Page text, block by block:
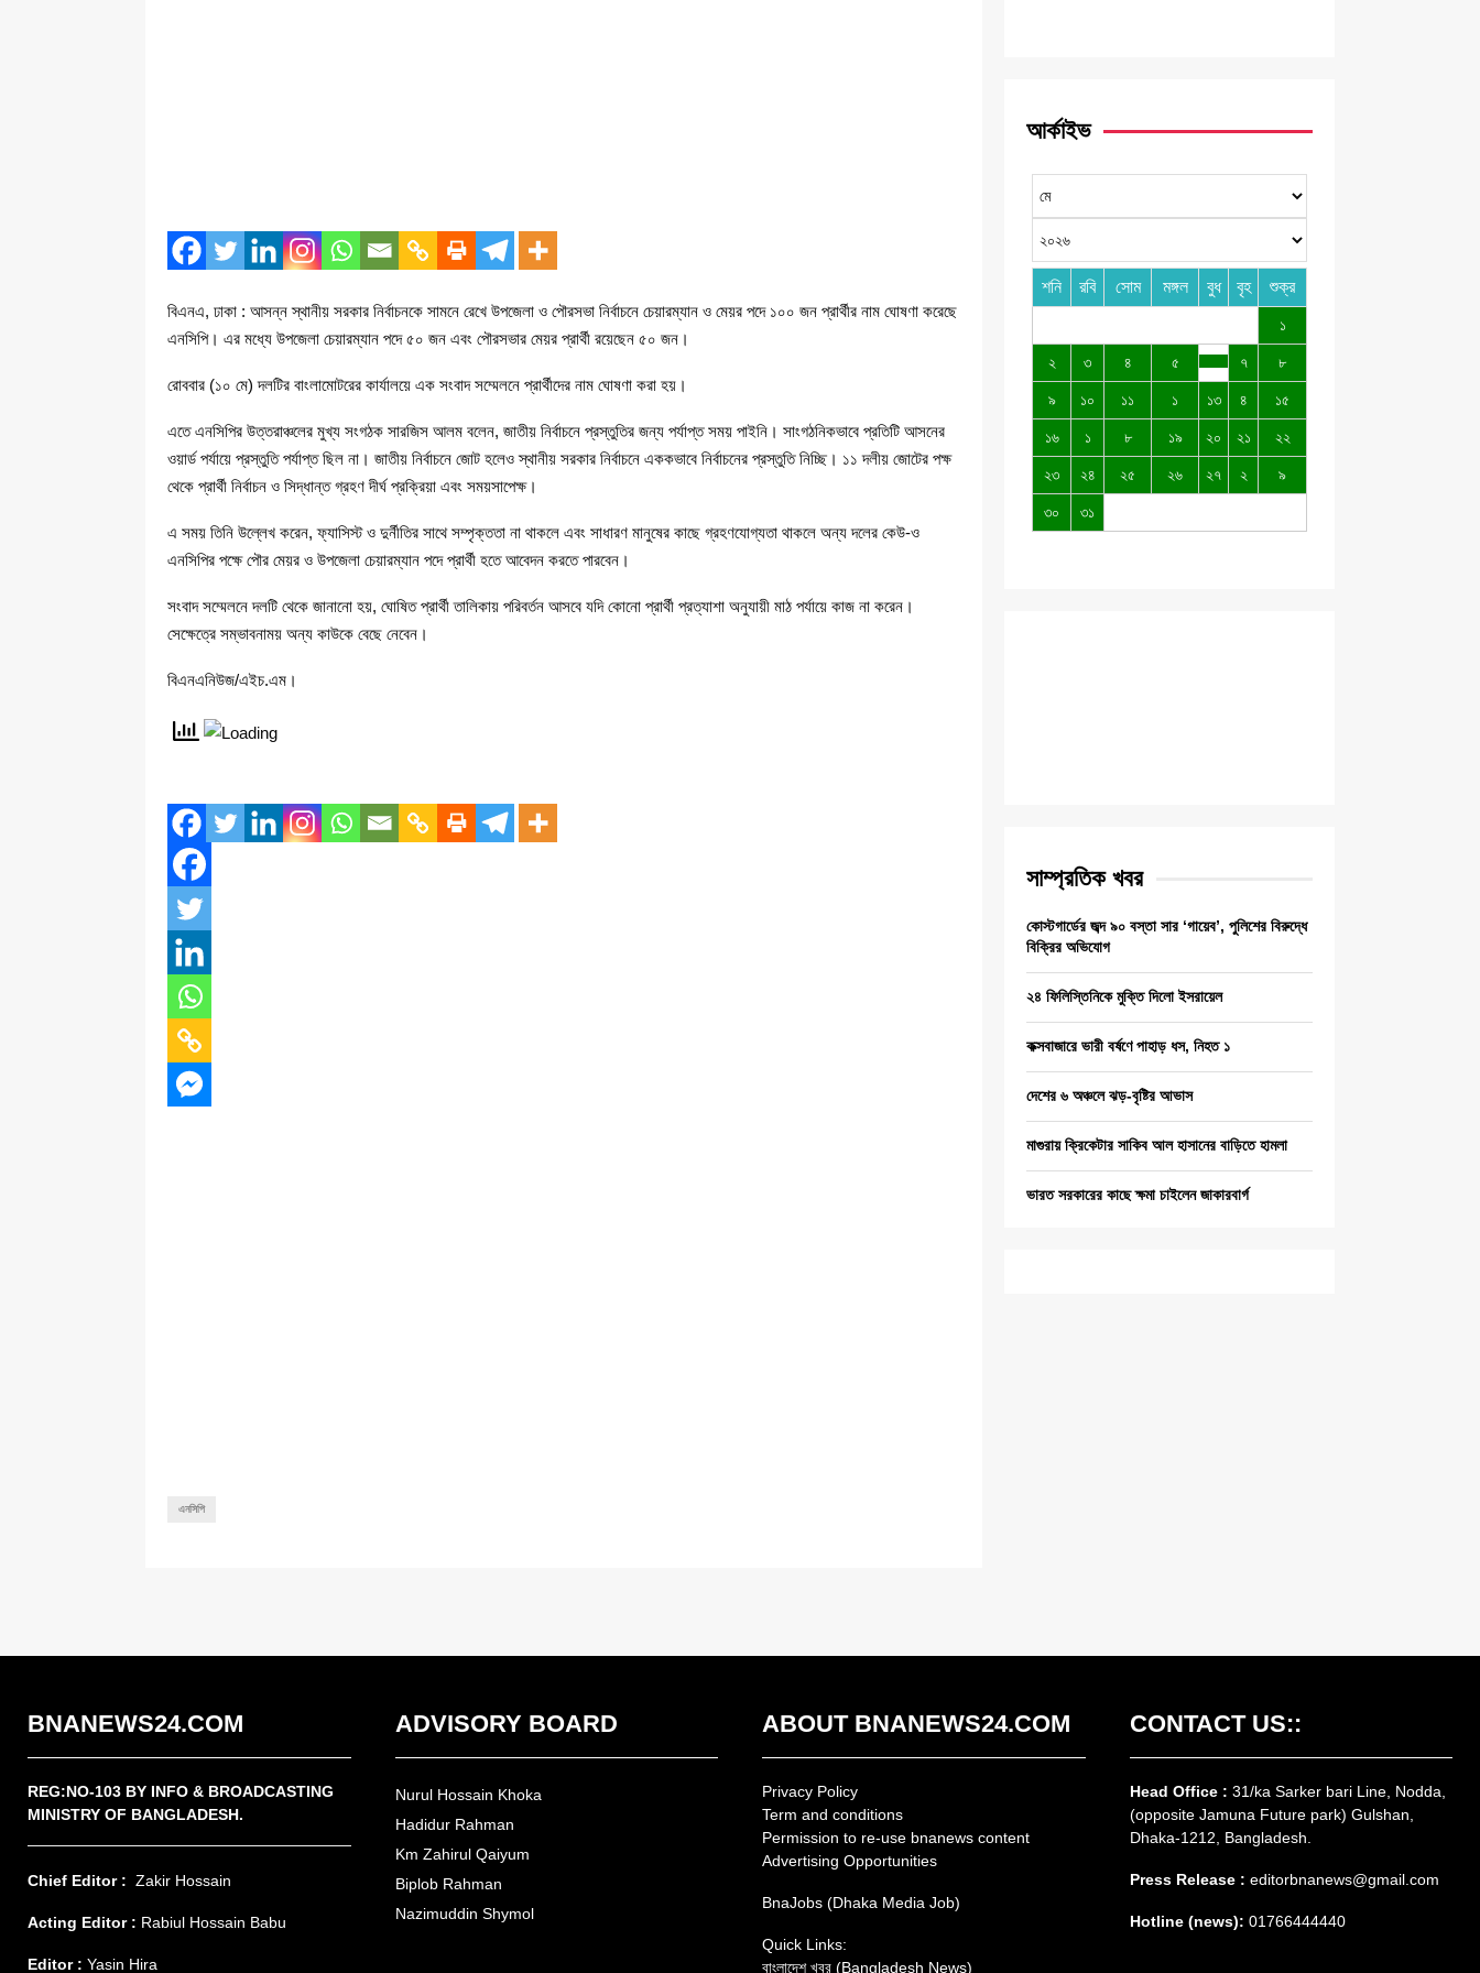
বিএনএ, ঢাকা : আসন্ন স্থানীয় সরকার নির্বাচনকে সামনে রেখে উপজেলা ও পৌরসভা নির্বাচনে চেয়ারম্যান ও মেয়র পদে ১০০ জন প্রার্থীর নাম ঘোষণা করেছে
এনসিপি। এর মধ্যে উপজেলা চেয়ারম্যান পদে ৫০ জন এবং পৌরসভার মেয়র প্রার্থী রয়েছেন ৫০ জন।
রোববার (১০ মে) দলটির বাংলামোটরের কার্যালয়ে এক সংবাদ সম্মেলনে প্রার্থীদের নাম ঘোষণা করা হয়।
এতে এনসিপির উত্তরাঞ্চলের মুখ্য সংগঠক সারজিস আলম বলেন, জাতীয় নির্বাচনে প্রস্তুতির জন্য পর্যাপ্ত সময় পাইনি। সাংগঠনিকভাবে প্রতিটি আসনের
ওয়ার্ড পর্যায়ে প্রস্তুতি পর্যাপ্ত ছিল না। জাতীয় নির্বাচনে জোট হলেও স্থানীয় সরকার নির্বাচনে এককভাবে নির্বাচনের প্রস্তুতি নিচ্ছি। ১১ দলীয় জোটের পক্ষ
থেকে প্রার্থী নির্বাচন ও সিদ্ধান্ত গ্রহণ দীর্ঘ প্রক্রিয়া এবং সময়সাপেক্ষ।
এ সময় তিনি উল্লেখ করেন, ফ্যাসিস্ট ও দুর্নীতির সাথে সম্পৃক্ততা না থাকলে এবং সাধারণ মানুষের কাছে গ্রহণযোগ্যতা থাকলে অন্য দলের কেউ-ও
এনসিপির পক্ষে পৌর মেয়র ও উপজেলা চেয়ারম্যান পদে প্রার্থী হতে আবেদন করতে পারবেন।
সংবাদ সম্মেলনে দলটি থেকে জানানো হয়, ঘোষিত প্রার্থী তালিকায় পরিবর্তন আসবে যদি কোনো প্রার্থী প্রত্যাশা অনুযায়ী মাঠ পর্যায়ে কাজ না করেন।
সেক্ষেত্রে সম্ভাবনাময় অন্য কাউকে বেছে নেবেন।
বিএনএনিউজ/এইচ.এম।
এনসিপি
আর্কাইভ
শনি রবি সোম মঙ্গল বুধ বৃহ শুক্র
১
২ ৩ ৪ ৫ ৭ ৮
৯ ১০ ১১ ১ ১৩ ৪ ১৫
১৬ ১ ৮ ১৯ ২০ ২১ ২২
২৩ ২৪ ২৫ ২৬ ২৭ ২ ৯
৩০ ৩১
সাম্প্রতিক খবর
কোস্টগার্ডের জব্দ ৯০ বস্তা সার ‘গায়েব’, পুলিশের বিরুদ্ধে
বিক্রির অভিযোগ
২৪ ফিলিস্তিনিকে মুক্তি দিলো ইসরায়েল
কক্সবাজারে ভারী বর্ষণে পাহাড় ধস, নিহত ১
দেশের ৬ অঞ্চলে ঝড়-বৃষ্টির আভাস
মাগুরায় ক্রিকেটার সাকিব আল হাসানের বাড়িতে হামলা
ভারত সরকারের কাছে ক্ষমা চাইলেন জাকারবার্গ
BNANEWS24.COM
REG:NO-103 BY INFO & BROADCASTING
MINISTRY OF BANGLADESH.
Chief Editor : Zakir Hossain
Acting Editor : Rabiul Hossain Babu
Editor : Yasin Hira
ADVISORY BOARD
Nurul Hossain Khoka
Hadidur Rahman
Km Zahirul Qaiyum
Biplob Rahman
Nazimuddin Shymol
ABOUT BNANEWS24.COM
Privacy Policy
Term and conditions
Permission to re-use bnanews content
Advertising Opportunities
BnaJobs (Dhaka Media Job)
Quick Links:
বাংলাদেশ খবর (Bangladesh News)
CONTACT US::
Head Office : 31/ka Sarker bari Line, Nodda,
(opposite Jamuna Future park) Gulshan,
Dhaka-1212, Bangladesh.
Press Release : editorbnanews@gmail.com
Hotline (news): 01766444440